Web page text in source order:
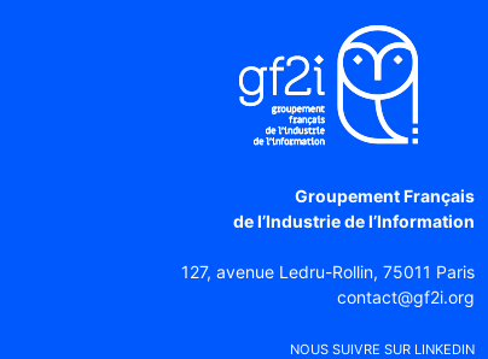
Groupement Français
de l’Industrie de l’Information
127, avenue Ledru-Rollin, 75011 Paris
contact@gf2i.org
NOUS SUIVRE SUR LINKEDIN